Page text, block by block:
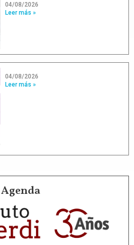
04/08/2026
Leer más »
04/08/2026
Leer más »
Agenda